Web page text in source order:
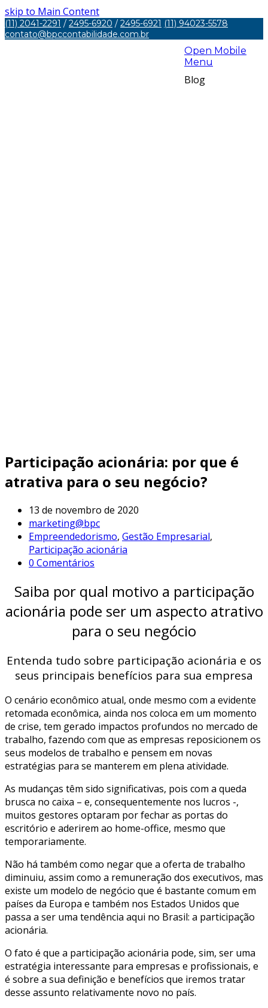
skip to Main Content
(11) 2041-2291 / 2495-6920 / 2495-6921 (11) 94023-5578
contato@bpccontabilidade.com.br
Open Mobile
Menu
Blog
Participação acionária: por que é
atrativa para o seu negócio?
13 de novembro de 2020
marketing@bpc
Empreendedorismo, Gestão Empresarial,
Participação acionária
0 Comentários
Saiba por qual motivo a participação
acionária pode ser um aspecto atrativo
para o seu negócio
Entenda tudo sobre participação acionária e os
seus principais benefícios para sua empresa
O cenário econômico atual, onde mesmo com a evidente
retomada econômica, ainda nos coloca em um momento
de crise, tem gerado impactos profundos no mercado de
trabalho, fazendo com que as empresas reposicionem os
seus modelos de trabalho e pensem em novas
estratégias para se manterem em plena atividade.
As mudanças têm sido significativas, pois com a queda
brusca no caixa – e, consequentemente nos lucros -,
muitos gestores optaram por fechar as portas do
escritório e aderirem ao home-office, mesmo que
temporariamente.
Não há também como negar que a oferta de trabalho
diminuiu, assim como a remuneração dos executivos, mas
existe um modelo de negócio que é bastante comum em
países da Europa e também nos Estados Unidos que
passa a ser uma tendência aqui no Brasil: a participação
acionária.
O fato é que a participação acionária pode, sim, ser uma
estratégia interessante para empresas e profissionais, e
é sobre a sua definição e benefícios que iremos tratar
desse assunto relativamente novo no país.